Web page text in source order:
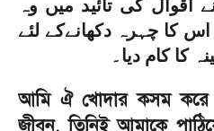
اقوال کی تائید میں وہ
اس کا چہرہ دکھانےکے لئے
کا کام دیا۔
আমি ঐ খোদার কসম করে
জীবন,তিনিই আমাকে